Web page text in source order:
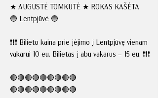
★ AUGUSTĖ TOMKUTĖ ★ ROKAS KAŠĖTA
🔵 Lentpjūvė 🔵
❗❗❗ Bilieto kaina prie įėjimo į Lentpjūvę vienam
vakarui 10 eu. Bilietas į abu vakarus – 15 eu. ❗❗❗
🔴🔴🔴🔴🔴🔴🔴🔴🔴
🔴🔴🔴🔴🔴🔴🔴🔴🔴